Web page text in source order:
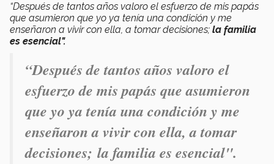
“Después de tantos años valoro el esfuerzo de mis papás
que asumieron que yo ya tenía una condición y me
enseñaron a vivir con ella, a tomar decisiones; la familia
es esencial".
“Después de tantos años valoro el
esfuerzo de mis papás que asumieron
que yo ya tenía una condición y me
enseñaron a vivir con ella, a tomar
decisiones; la familia es esencial".